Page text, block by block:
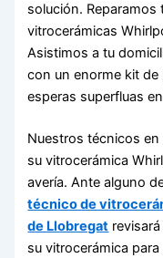
solución.
vitrocerámicas
Asistimos a tu
con un enorme kit de
esperas superfluas
Nuestros técnicos
su vitrocerámica
avería. Ante alguno
técnico de
de Llobregat
su vitrocerámica